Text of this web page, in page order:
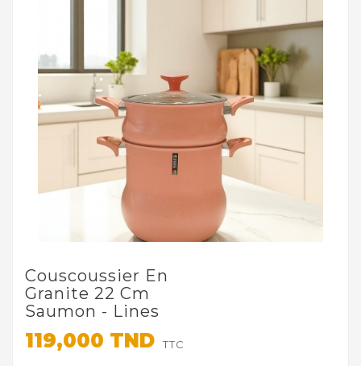
Couscoussier En
Granite 22 Cm
Saumon - Lines
119,000 TND TTC